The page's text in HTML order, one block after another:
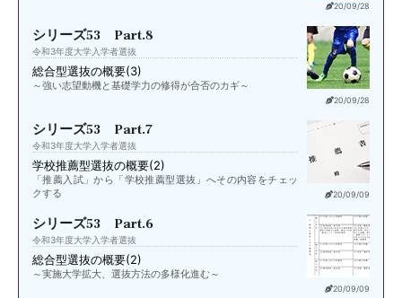
20/09/28
20/09/28
シリーズ53 Part.8
令和3年度大学入学者選抜
総合型選抜の概要(3)
～強い志望動機と基礎学力の修得が合否のカギ～
20/09/09
シリーズ53 Part.7
令和3年度大学入学者選抜
学校推薦型選抜の概要(2)
「推薦入試」から「学校推薦型選抜」へその内容をチェッ
クする
20/09/09
シリーズ53 Part.6
令和3年度大学入学者選抜
総合型選抜の概要(2)
～実施大学拡大、選抜方法の多様化進む～